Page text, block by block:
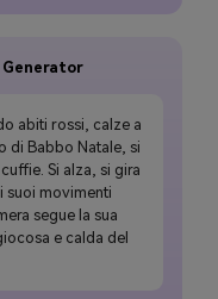
Generator
abiti rossi, calze a
di Babbo Natale, si
Si alza, si gira
suoi movimenti
segue la sua
e calda del